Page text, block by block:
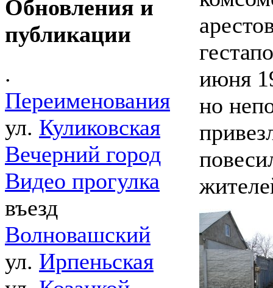
Обновления и
публикации
.
Переименования
ул. Куликовская
Вечерний город
Видео прогулка
въезд
Волновашский
ул. Ирпеньская
июня
но